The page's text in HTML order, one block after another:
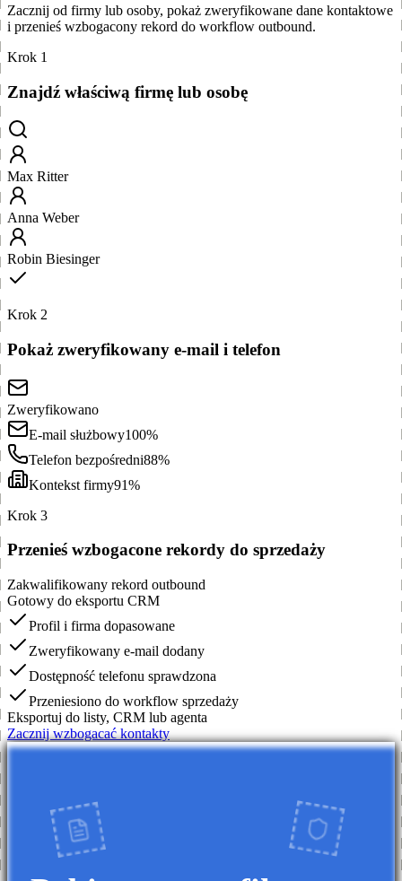
Zacznij od firmy lub osoby, pokaż zweryfikowane dane kontaktowe
i przenieś wzbogacony rekord do workflow outbound.
Krok 1
Znajdź właściwą firmę lub osobę
Max Ritter
Anna Weber
Robin Biesinger
Krok 2
Pokaż zweryfikowany e-mail i telefon
Zweryfikowano
E-mail służbowy100%
Telefon bezpośredni88%
Kontekst firmy91%
Krok 3
Przenieś wzbogacone rekordy do sprzedaży
Zakwalifikowany rekord outbound
Gotowy do eksportu CRM
Profil i firma dopasowane
Zweryfikowany e-mail dodany
Dostępność telefonu sprawdzona
Przeniesiono do workflow sprzedaży
Eksportuj do listy, CRM lub agenta
Zacznij wzbogacać kontakty